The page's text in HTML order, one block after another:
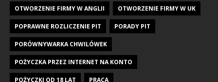
OTWORZENIE FIRMY W ANGLII OTWORZENIE FIRMY W UK
POPRAWNE ROZLICZENIE PIT PORADY PIT
PORÓWNYWARKA CHWILÓWEK
POŻYCZKA PRZEZ INTERNET NA KONTO
POŻYCZKI OD 18 LAT PRACA